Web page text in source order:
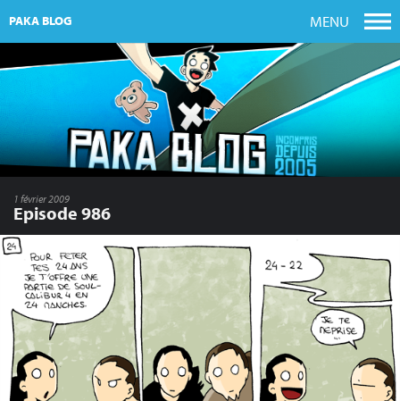
PAKA BLOG MENU
1 février 2009
Episode 986